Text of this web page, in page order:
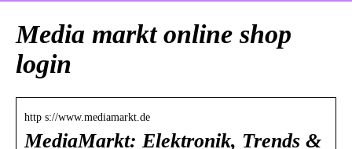
Media markt online shop
login
http s://www.mediamarkt.de
MediaMarkt: Elektronik, Trends &